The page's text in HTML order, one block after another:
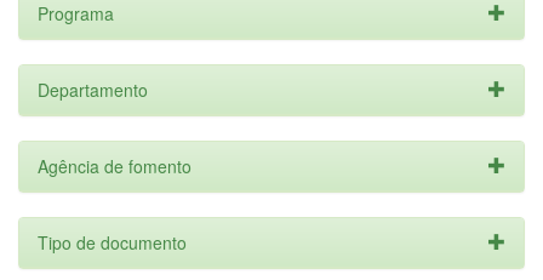
Programa
Departamento
Agência de fomento
Tipo de documento